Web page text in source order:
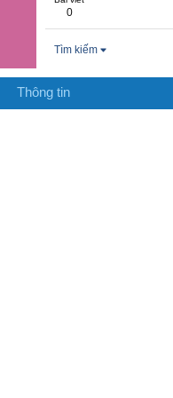
0
Tìm kiếm
Thông tin